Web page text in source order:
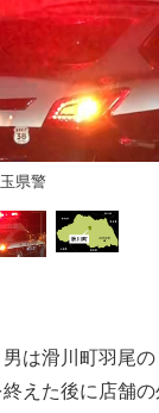
県警
は滑川町羽尾の
終えた後に店舗